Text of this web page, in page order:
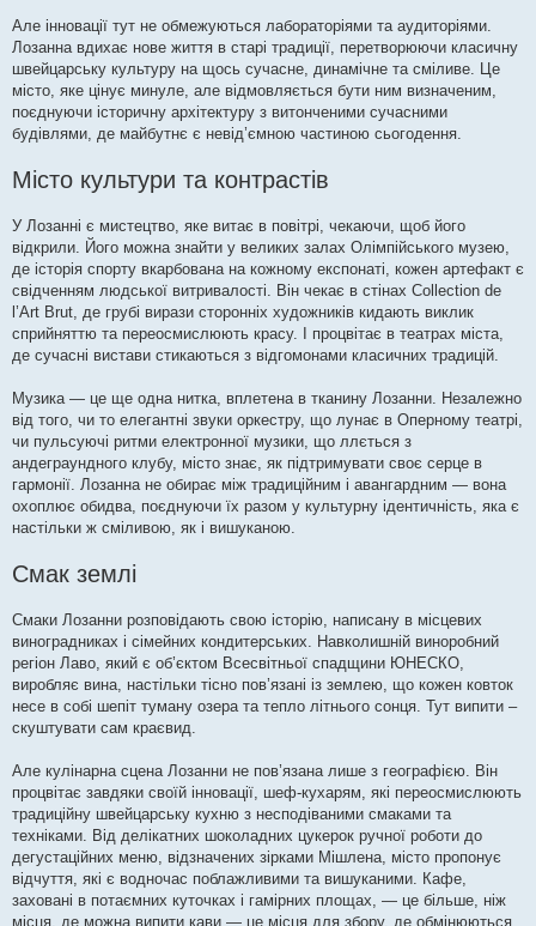
Але інновації тут не обмежуються лабораторіями та аудиторіями.
Лозанна вдихає нове життя в старі традиції, перетворюючи класичну
швейцарську культуру на щось сучасне, динамічне та сміливе. Це
місто, яке цінує минуле, але відмовляється бути ним визначеним,
поєднуючи історичну архітектуру з витонченими сучасними
будівлями, де майбутнє є невід’ємною частиною сьогодення.
Місто культури та контрастів
У Лозанні є мистецтво, яке витає в повітрі, чекаючи, щоб його
відкрили. Його можна знайти у великих залах Олімпійського музею,
де історія спорту вкарбована на кожному експонаті, кожен артефакт є
свідченням людської витривалості. Він чекає в стінах Collection de
l’Art Brut, де грубі вирази сторонніх художників кидають виклик
сприйняттю та переосмислюють красу. І процвітає в театрах міста,
де сучасні вистави стикаються з відгомонами класичних традицій.
Музика — це ще одна нитка, вплетена в тканину Лозанни. Незалежно
від того, чи то елегантні звуки оркестру, що лунає в Оперному театрі,
чи пульсуючі ритми електронної музики, що ллється з
андеграундного клубу, місто знає, як підтримувати своє серце в
гармонії. Лозанна не обирає між традиційним і авангардним — вона
охоплює обидва, поєднуючи їх разом у культурну ідентичність, яка є
настільки ж сміливою, як і вишуканою.
Смак землі
Смаки Лозанни розповідають свою історію, написану в місцевих
виноградниках і сімейних кондитерських. Навколишній виноробний
регіон Лаво, який є об’єктом Всесвітньої спадщини ЮНЕСКО,
виробляє вина, настільки тісно пов’язані із землею, що кожен ковток
несе в собі шепіт туману озера та тепло літнього сонця. Тут випити –
скуштувати сам краєвид.
Але кулінарна сцена Лозанни не пов’язана лише з географією. Він
процвітає завдяки своїй інновації, шеф-кухарям, які переосмислюють
традиційну швейцарську кухню з несподіваними смаками та
техніками. Від делікатних шоколадних цукерок ручної роботи до
дегустаційних меню, відзначених зірками Мішлена, місто пропонує
відчуття, які є водночас поблажливими та вишуканими. Кафе,
заховані в потаємних куточках і гамірних площах, — це більше, ніж
місця, де можна випити кави — це місця для збору, де обмінюються